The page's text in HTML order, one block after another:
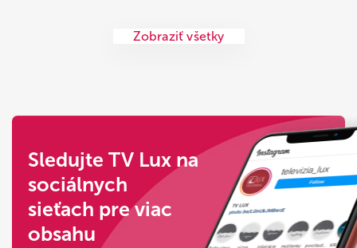
Zobraziť všetky
Sledujte TV Lux na
sociálnych
sieťach pre viac
obsahu